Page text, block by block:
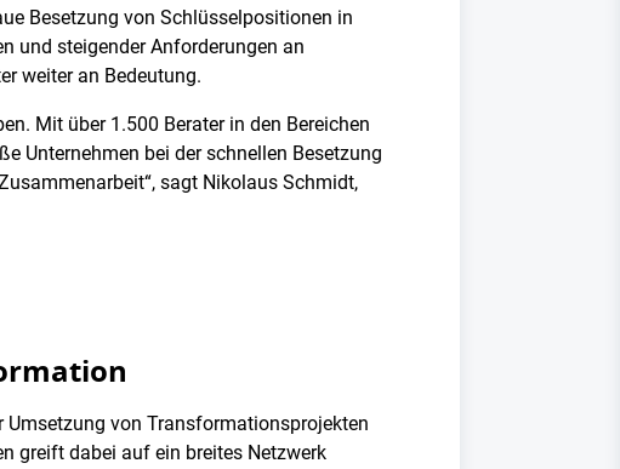
Besetzung von Schlüsselpositionen in
und steigender Anforderungen an
weiter an Bedeutung.
Mit über 1.500 Berater in den Bereichen
Unternehmen bei der schnellen Besetzung
sagt Nikolaus Schmidt,
Umsetzung von Transformationsprojekten
greift dabei auf ein breites Netzwerk